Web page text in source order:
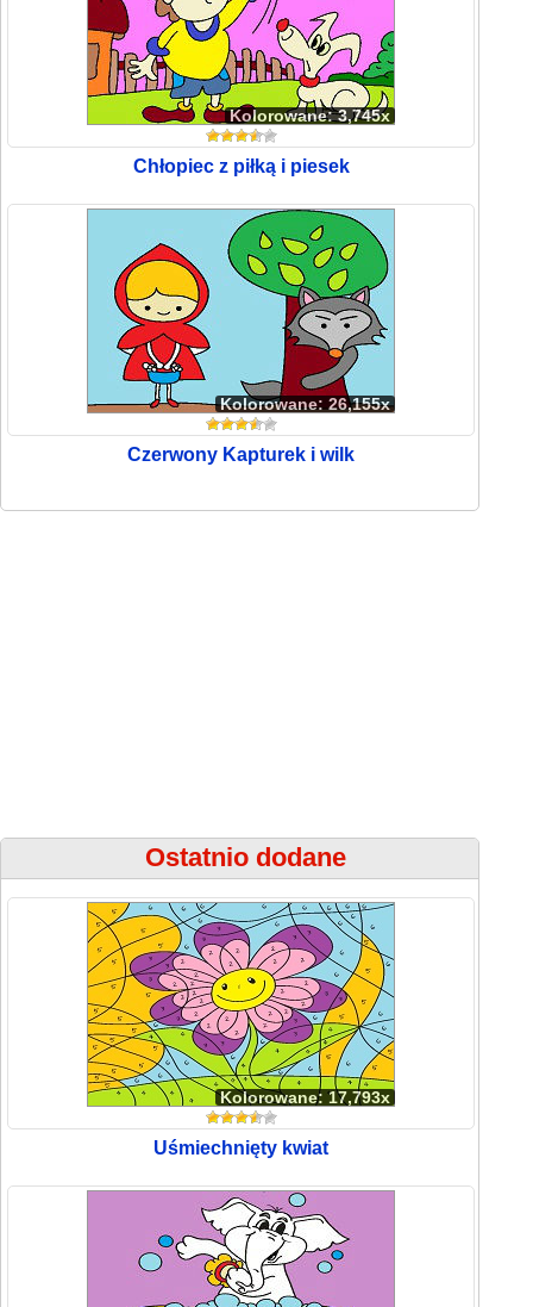
Kolorowane: 3,745x
Chłopiec z piłką i piesek
Kolorowane: 26,155x
Czerwony Kapturek i wilk
Ostatnio dodane
Kolorowane: 17,793x
Uśmiechnięty kwiat